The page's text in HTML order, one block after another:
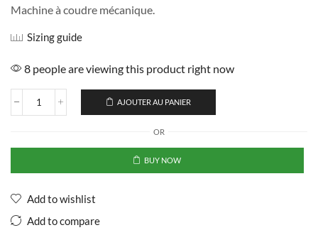
Machine à coudre mécanique.
Sizing guide
8 people are viewing this product right now
AJOUTER AU PANIER
OR
BUY NOW
Add to wishlist
Add to compare